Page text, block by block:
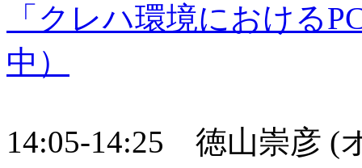
「クレハ環境における
中）
14:05-14:25 徳山崇彦 (